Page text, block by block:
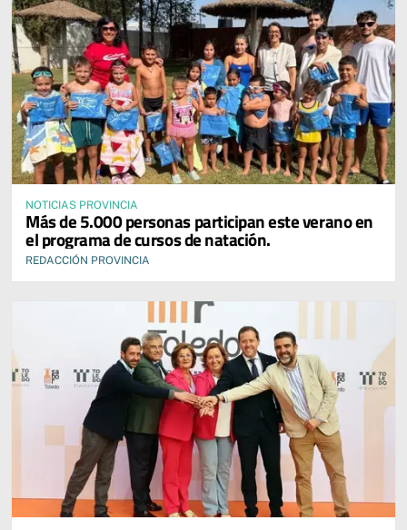
NOTICIAS PROVINCIA
Más de 5.000 personas participan este verano en
el programa de cursos de natación.
REDACCIÓN PROVINCIA